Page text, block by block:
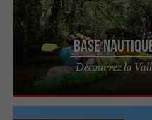
Base
Découvrez la